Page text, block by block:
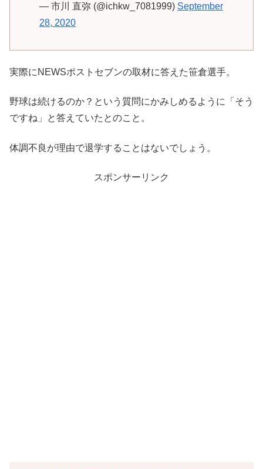
— 市川 直弥 (@ichkw_7081999) September
28, 2020
実際にNEWSポストセブンの取材に答えた笹倉選手。
野球は続けるのか？という質問にかみしめるように「そう
ですね」と答えていたとのこと。
体調不良が理由で退学することはないでしょう。
スポンサーリンク